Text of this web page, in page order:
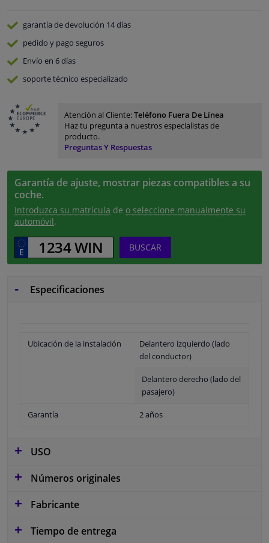
garantía de devolución 14 días
pedido y pago seguros
Envío en 6 días
soporte técnico especializado
Atención al Cliente:Teléfono Fuera De Línea
Haz tu pregunta a nuestros especialistas de
producto.
Preguntas Y Respuestas
Garantía de ajuste, mostrar piezas compatibles a su
coche.
Introduzca su matrícula de o seleccione manualmente su
automóvil.
BUSCAR
Especificaciones
Ubicación de la instalación
Delantero izquierdo (lado
del conductor)
Delantero derecho (lado del
pasajero)
Garantía 2 años
USO
Números originales
Fabricante
Tiempo de entrega